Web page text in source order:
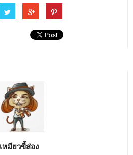
เหมียวขี้ส่อง